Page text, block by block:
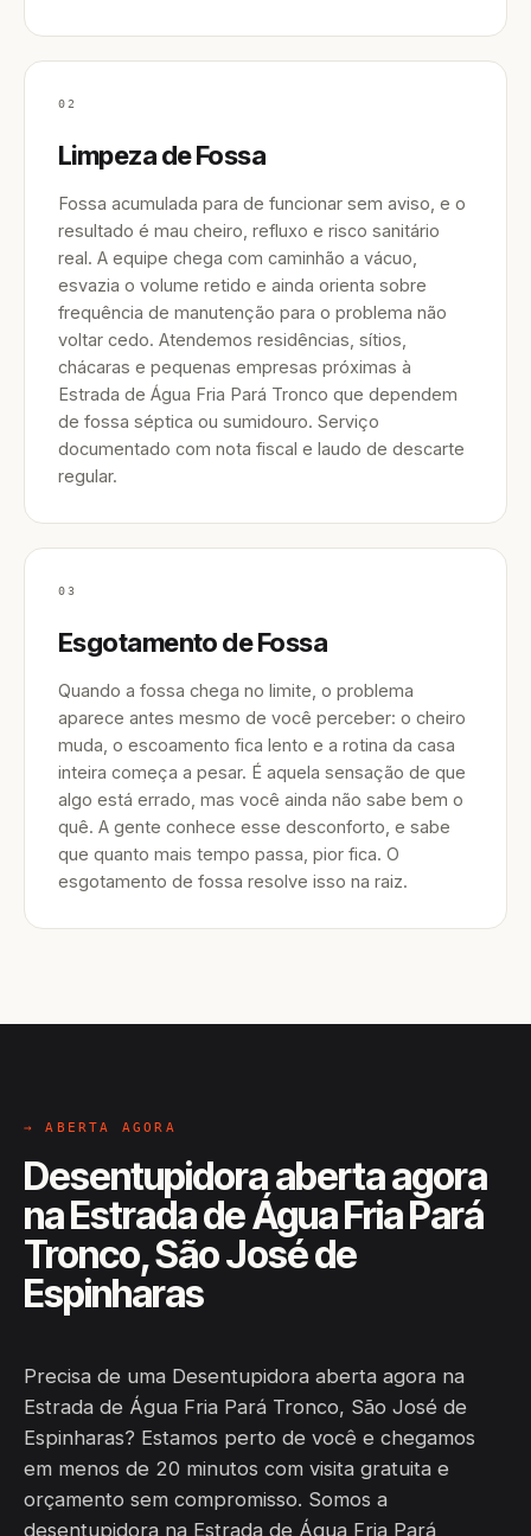
02
Limpeza de Fossa
Fossa acumulada para de funcionar sem aviso, e o
resultado é mau cheiro, refluxo e risco sanitário
real. A equipe chega com caminhão a vácuo,
esvazia o volume retido e ainda orienta sobre
frequência de manutenção para o problema não
voltar cedo. Atendemos residências, sítios,
chácaras e pequenas empresas próximas à
Estrada de Água Fria Pará Tronco que dependem
de fossa séptica ou sumidouro. Serviço
documentado com nota fiscal e laudo de descarte
regular.
03
Esgotamento de Fossa
Quando a fossa chega no limite, o problema
aparece antes mesmo de você perceber: o cheiro
muda, o escoamento fica lento e a rotina da casa
inteira começa a pesar. É aquela sensação de que
algo está errado, mas você ainda não sabe bem o
quê. A gente conhece esse desconforto, e sabe
que quanto mais tempo passa, pior fica. O
esgotamento de fossa resolve isso na raiz.
→ ABERTA AGORA
Desentupidora aberta agora
na Estrada de Água Fria Pará
Tronco, São José de
Espinharas
Precisa de uma Desentupidora aberta agora na
Estrada de Água Fria Pará Tronco, São José de
Espinharas? Estamos perto de você e chegamos
em menos de 20 minutos com visita gratuita e
orçamento sem compromisso. Somos a
desentupidora na Estrada de Água Fria Pará